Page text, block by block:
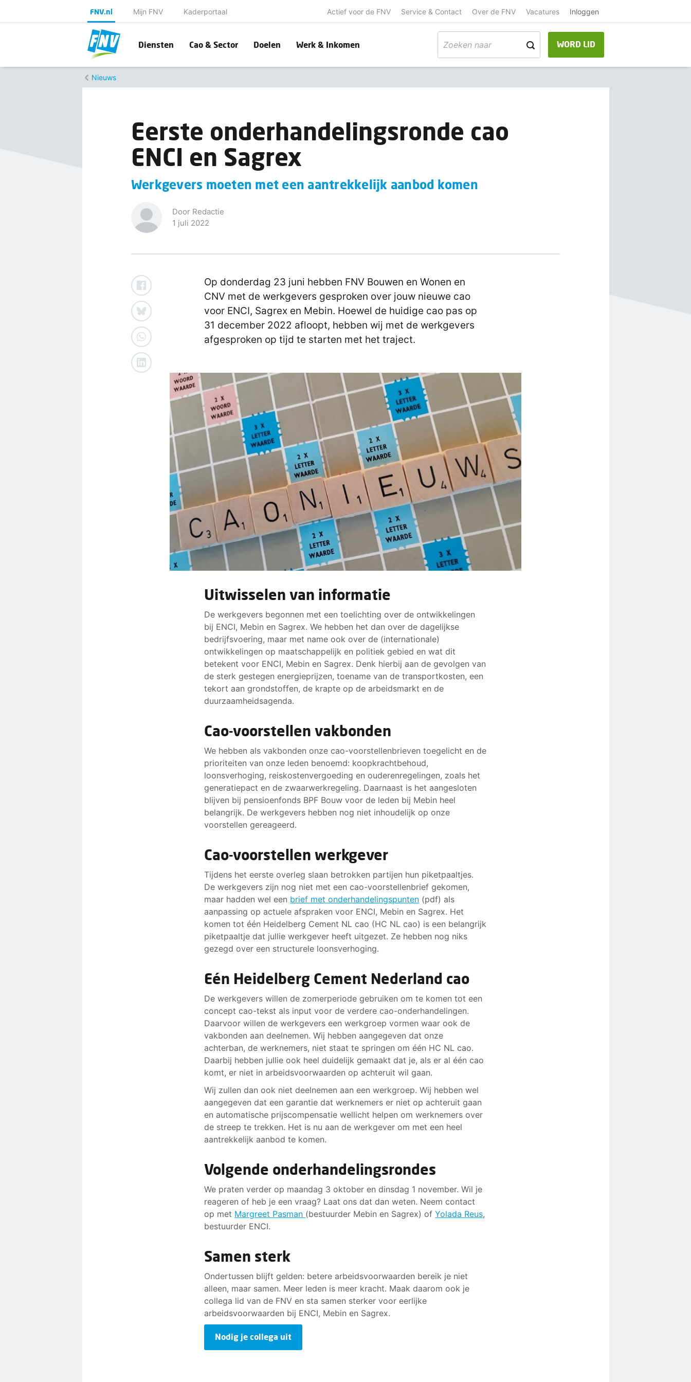
FNV.nl Mijn FNV Kaderportaal Actief voor de FNV Service & Contact Over de FNV Vacatures Inloggen
Diensten Cao & Sector Doelen Werk & Inkomen WORD LID
Nieuws
Eerste onderhandelingsronde cao
ENCI en Sagrex
Werkgevers moeten met een aantrekkelijk aanbod komen
Door Redactie
1 juli 2022
Op donderdag 23 juni hebben FNV Bouwen en Wonen en
CNV met de werkgevers gesproken over jouw nieuwe cao
voor ENCI, Sagrex en Mebin. Hoewel de huidige cao pas op
31 december 2022 afloopt, hebben wij met de werkgevers
afgesproken op tijd te starten met het traject.
Uitwisselen van informatie
De werkgevers begonnen met een toelichting over de ontwikkelingen
bij ENCI, Mebin en Sagrex. We hebben het dan over de dagelijkse
bedrijfsvoering, maar met name ook over de (internationale)
ontwikkelingen op maatschappelijk en politiek gebied en wat dit
betekent voor ENCI, Mebin en Sagrex. Denk hierbij aan de gevolgen van
de sterk gestegen energieprijzen, toename van de transportkosten, een
tekort aan grondstoffen, de krapte op de arbeidsmarkt en de
duurzaamheidsagenda.
Cao-voorstellen vakbonden
We hebben als vakbonden onze cao-voorstellenbrieven toegelicht en de
prioriteiten van onze leden benoemd: koopkrachtbehoud,
loonsverhoging, reiskostenvergoeding en ouderenregelingen, zoals het
generatiepact en de zwaarwerkregeling. Daarnaast is het aangesloten
blijven bij pensioenfonds BPF Bouw voor de leden bij Mebin heel
belangrijk. De werkgevers hebben nog niet inhoudelijk op onze
voorstellen gereageerd.
Cao-voorstellen werkgever
Tijdens het eerste overleg slaan betrokken partijen hun piketpaaltjes.
De werkgevers zijn nog niet met een cao-voorstellenbrief gekomen,
maar hadden wel een brief met onderhandelingspunten (pdf) als
aanpassing op actuele afspraken voor ENCI, Mebin en Sagrex. Het
komen tot één Heidelberg Cement NL cao (HC NL cao) is een belangrijk
piketpaaltje dat jullie werkgever heeft uitgezet. Ze hebben nog niks
gezegd over een structurele loonsverhoging.
Eén Heidelberg Cement Nederland cao
De werkgevers willen de zomerperiode gebruiken om te komen tot een
concept cao-tekst als input voor de verdere cao-onderhandelingen.
Daarvoor willen de werkgevers een werkgroep vormen waar ook de
vakbonden aan deelnemen. Wij hebben aangegeven dat onze
achterban, de werknemers, niet staat te springen om één HC NL cao.
Daarbij hebben jullie ook heel duidelijk gemaakt dat je, als er al één cao
komt, er niet in arbeidsvoorwaarden op achteruit wil gaan.
Wij zullen dan ook niet deelnemen aan een werkgroep. Wij hebben wel
aangegeven dat een garantie dat werknemers er niet op achteruit gaan
en automatische prijscompensatie wellicht helpen om werknemers over
de streep te trekken. Het is nu aan de werkgever om met een heel
aantrekkelijk aanbod te komen.
Volgende onderhandelingsrondes
We praten verder op maandag 3 oktober en dinsdag 1 november. Wil je
reageren of heb je een vraag? Laat ons dat dan weten. Neem contact
op met Margreet Pasman (bestuurder Mebin en Sagrex) ofYolada Reus,
bestuurder ENCI.
Samen sterk
Ondertussen blijft gelden: betere arbeidsvoorwaarden bereik je niet
alleen, maar samen. Meer leden is meer kracht. Maak daarom ook je
collega lid van de FNV en sta samen sterker voor eerlijke
arbeidsvoorwaarden bij ENCI, Mebin en Sagrex.
Nodig je collega uit